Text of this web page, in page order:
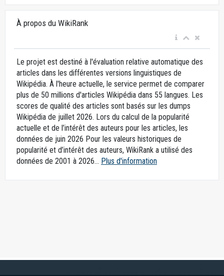
À propos du WikiRank
Le projet est destiné à l'évaluation relative automatique des
articles dans les différentes versions linguistiques de
Wikipédia. À l'heure actuelle, le service permet de comparer
plus de 50 millions d'articles Wikipédia dans 55 langues. Les
scores de qualité des articles sont basés sur les dumps
Wikipédia de juillet 2026. Lors du calcul de la popularité
actuelle et de l’intérêt des auteurs pour les articles, les
données de juin 2026 Pour les valeurs historiques de
popularité et d’intérêt des auteurs, WikiRank a utilisé des
données de 2001 à 2026... Plus d'information